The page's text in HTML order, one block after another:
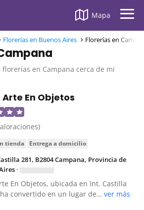
Mapa
Florerías en Buenos Aires Florerías en
florerías en Campana cerca de mi
Arte En Objetos
tienda entrega a domicilio
281, B2804 Campana, Provincia de
·
En Objetos, ubicada en Int. Castilla
convertido en un lugar de… ver más